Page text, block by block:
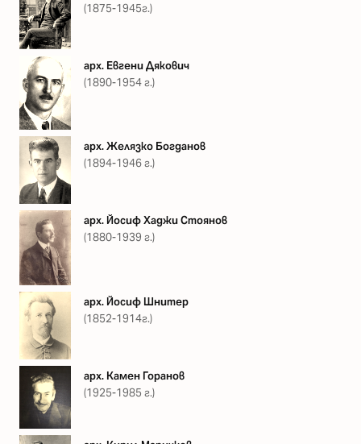
(1875-1945г.)
арх. Евгени Дякович
(1890-1954 г.)
арх. Желязко Богданов
(1894-1946 г.)
арх. Йосиф Хаджи Стоянов
(1880-1939 г.)
арх. Йосиф Шнитер
(1852-1914г.)
арх. Камен Горанов
(1925-1985 г.)